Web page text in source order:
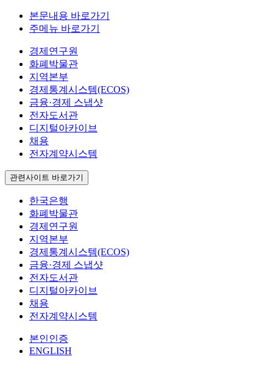
본문내용 바로가기
주메뉴 바로가기
경제연구원
화폐박물관
지역본부
경제통계시스템(ECOS)
금융·경제 스냅샷
전자도서관
디지털아카이브
채용
전자계약시스템
관련사이트 바로가기
한국은행
화폐박물관
경제연구원
지역본부
경제통계시스템(ECOS)
금융·경제 스냅샷
전자도서관
디지털아카이브
채용
전자계약시스템
본인인증
ENGLISH